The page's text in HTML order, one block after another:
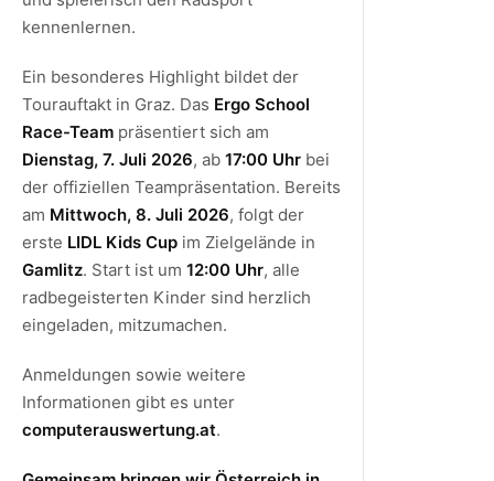
kennenlernen.
Ein besonderes Highlight bildet der
Tourauftakt in Graz. Das Ergo School
Race-Team präsentiert sich am
Dienstag, 7. Juli 2026, ab 17:00 Uhr bei
der offiziellen Teampräsentation. Bereits
am Mittwoch, 8. Juli 2026, folgt der
erste LIDL Kids Cup im Zielgelände in
Gamlitz. Start ist um 12:00 Uhr, alle
radbegeisterten Kinder sind herzlich
eingeladen, mitzumachen.
Anmeldungen sowie weitere
Informationen gibt es unter
computerauswertung.at.